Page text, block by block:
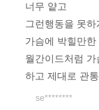
너무 얕고
그런행동을 못
가슴에 박힐만
월간이드처럼 가
하고 제대로 관
se********